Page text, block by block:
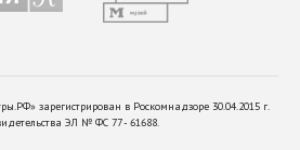
зарегистрирован в Роскомнадзоре 30.04.2015 г.
ЭЛ № ФС 77 - 61688.